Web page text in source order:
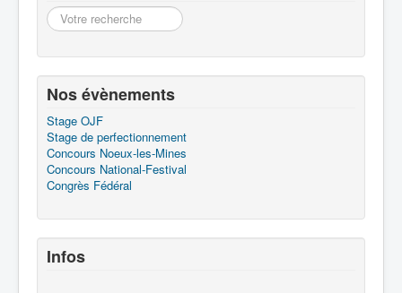
Recherche
Nos évènements
Stage OJF
Stage de perfectionnement
Concours Noeux-les-Mines
Concours National-Festival
Congrès Fédéral
Infos